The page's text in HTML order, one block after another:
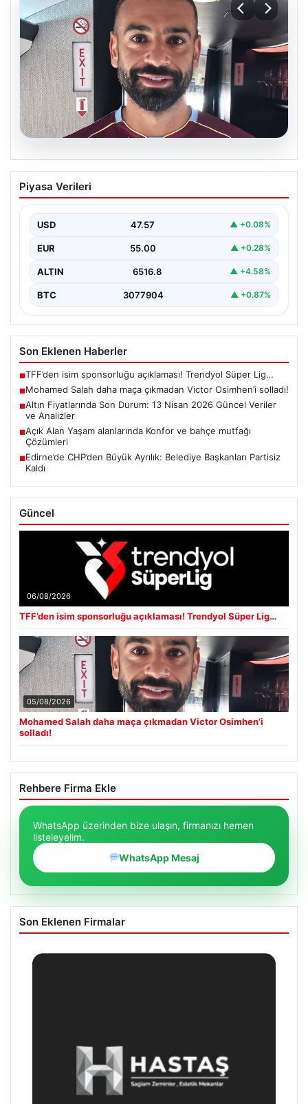
Mohamed Salah daha maça çıkmadan
Victor Osimhen’i solladı!
Piyasa Verileri
USD 47.57 ▲ +0.08%
EUR 55.00 ▲ +0.28%
ALTIN 6516.8 ▲ +4.58%
BTC 3077904 ▲ +0.87%
Son Eklenen Haberler
■TFF’den isim sponsorluğu açıklaması! Trendyol Süper Lig…
■Mohamed Salah daha maça çıkmadan Victor Osimhen’i solladı!
■Altın Fiyatlarında Son Durum: 13 Nisan 2026 Güncel Veriler
ve Analizler
■Açık Alan Yaşam alanlarında Konfor ve bahçe mutfağı
Çözümleri
■Edirne’de CHP’den Büyük Ayrılık: Belediye Başkanları Partisiz
Kaldı
Güncel
06/08/2026
TFF’den isim sponsorluğu açıklaması! Trendyol Süper Lig…
05/08/2026
Mohamed Salah daha maça çıkmadan Victor Osimhen’i
solladı!
Rehbere Firma Ekle
WhatsApp üzerinden bize ulaşın, firmanızı hemen
listeleyelim.
WhatsApp Mesaj
Son Eklenen Firmalar